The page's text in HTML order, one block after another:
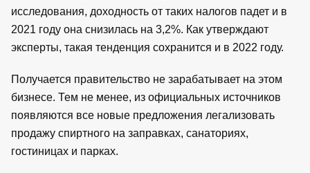
исследования, доходность от таких налогов падет и в
2021 году она снизилась на 3,2%. Как утверждают
эксперты, такая тенденция сохранится и в 2022 году.
Получается правительство не зарабатывает на этом
бизнесе. Тем не менее, из официальных источников
появляются все новые предложения легализовать
продажу спиртного на заправках, санаториях,
гостиницах и парках.